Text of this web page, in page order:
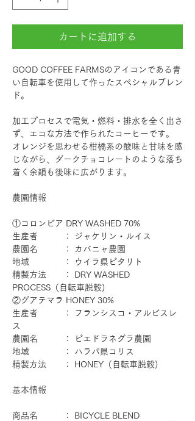
カートに追加する
GOOD COFFEE FARMSのアイコンである青
い自転車を使用して作ったスペシャルブレン
ド。
加工プロセスで電気・燃料・排水を全く出さ
ず、エコな方法で作られたコーヒーです。
オレンジを思わせる柑橘系の酸味と甘味を感
じながら、ダークチョコレートのような落ち
着く余韻も後味に広がります。
農園情報
①コロンビア DRY WASHED 70%
生産者 ： ジャケリン・ルイス
農園名 ： カバニャ農園
地域 ： ウイラ県ピタリト
精製方法 ： DRY WASHED
PROCESS（自転車脱穀)
②グアテマラ HONEY 30%
生産者 ： フランシスコ・アルビスレ
ス
農園名 ： ピエドラネグラ農園
地域 ： ハラパ県コリス
精製方法 ： HONEY（自転車脱穀)
基本情報
商品名 ： BICYCLE BLEND